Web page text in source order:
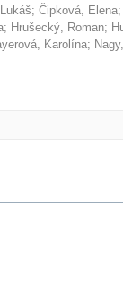
; Čipková, Elena
; Hrušecký, Roman;
Karolína;